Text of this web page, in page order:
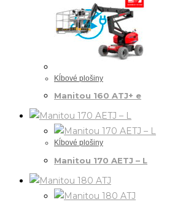
Kĺbové plošiny
Manitou 160 ATJ+ e
Kĺbové plošiny
Manitou 170 AETJ – L